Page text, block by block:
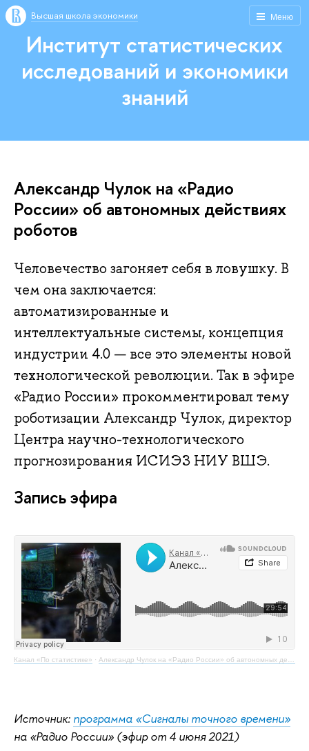
Меню
Высшая школа экономики
Институт статистических
исследований и экономики
знаний
Александр Чулок на «Радио
России» об автономных действиях
роботов
Человечество загоняет себя в ловушку. В
чем она заключается:
автоматизированные и
интеллектуальные системы, концепция
индустрии 4.0 — все это элементы новой
технологической революции. Так в эфире
«Радио России» прокомментировал тему
роботизации Александр Чулок, директор
Центра научно-технологического
прогнозирования ИСИЭЗ НИУ ВШЭ.
Запись эфира
Канал «По статистике» · Александр Чулок на «Радио России» об автономных действиях роботов
Источник: программа «Сигналы точного времени»
на «Радио России» (эфир от 4 июня 2021)